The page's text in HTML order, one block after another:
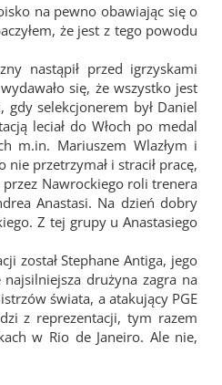
na pewno obawiając się o
że jest z tego powodu
nastąpił przed igrzyskami
się, że wszystko jest
selekcjonerem był Daniel
leciał do Włoch po medal
m.in. Mariuszem Wlazłym i
przetrzymał i stracił pracę,
przez Nawrockiego roli trenera
Anastasi. Na dzień dobry
Z tej grupy u Anastasiego
został Stephane Antiga, jego
drużyna zagra na
świata, a atakujący PGE
z reprezentacji, tym razem
w Rio de Janeiro. Ale nie,